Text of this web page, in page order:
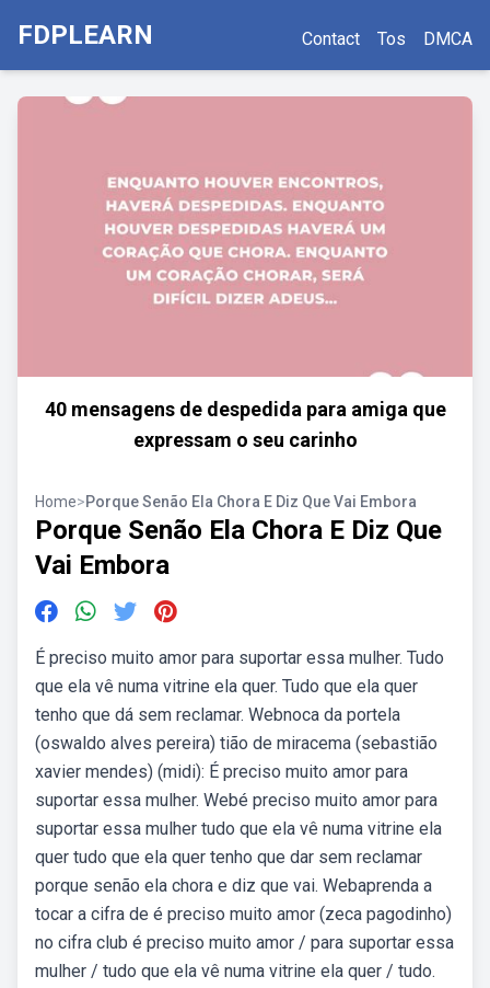
FDPLEARN Contact Tos DMCA
40 mensagens de despedida para amiga que
expressam o seu carinho
Home>Porque Senão Ela Chora E Diz Que Vai Embora
Porque Senão Ela Chora E Diz Que
Vai Embora
É preciso muito amor para suportar essa mulher. Tudo
que ela vê numa vitrine ela quer. Tudo que ela quer
tenho que dá sem reclamar. Webnoca da portela
(oswaldo alves pereira) tião de miracema (sebastião
xavier mendes) (midi): É preciso muito amor para
suportar essa mulher. Webé preciso muito amor para
suportar essa mulher tudo que ela vê numa vitrine ela
quer tudo que ela quer tenho que dar sem reclamar
porque senão ela chora e diz que vai. Webaprenda a
tocar a cifra de é preciso muito amor (zeca pagodinho)
no cifra club é preciso muito amor / para suportar essa
mulher / tudo que ela vê numa vitrine ela quer / tudo.